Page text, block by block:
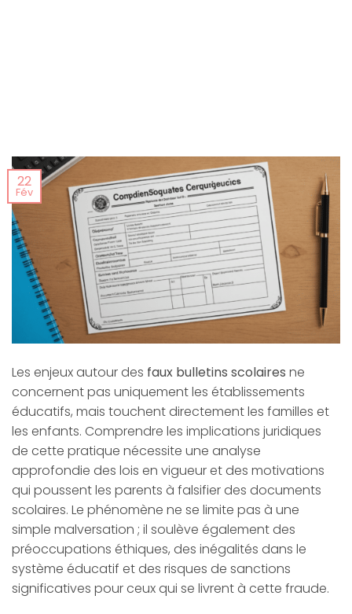
22
Fév
Les enjeux autour des faux bulletins scolaires ne
concernent pas uniquement les établissements
éducatifs, mais touchent directement les familles et
les enfants. Comprendre les implications juridiques
de cette pratique nécessite une analyse
approfondie des lois en vigueur et des motivations
qui poussent les parents à falsifier des documents
scolaires. Le phénomène ne se limite pas à une
simple malversation ; il soulève également des
préoccupations éthiques, des inégalités dans le
système éducatif et des risques de sanctions
significatives pour ceux qui se livrent à cette fraude.